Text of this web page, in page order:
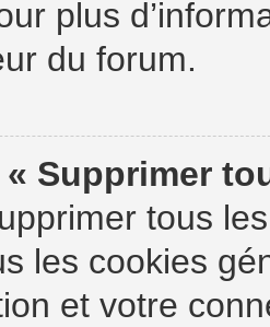
plus
du forum.
Supprimer
tous
les cookies
et votre